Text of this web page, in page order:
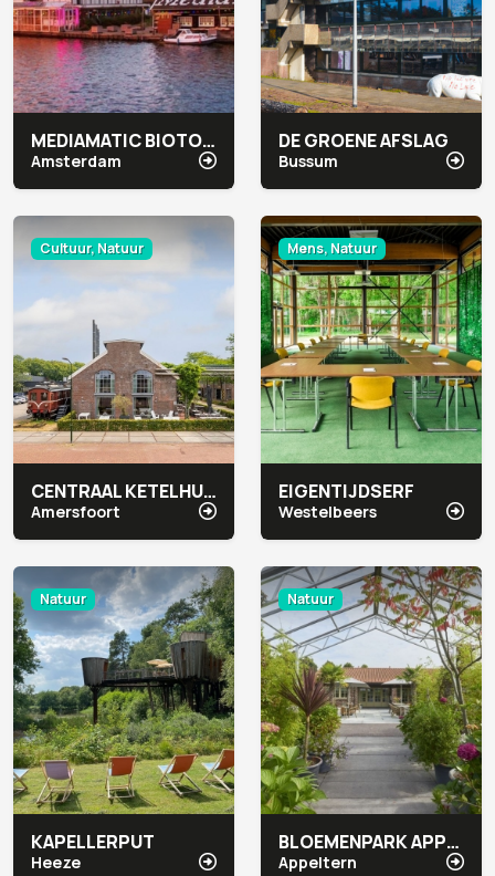
MEDIAMATIC BIOTOOP
Amsterdam
DE GROENE AFSLAG
Bussum
Cultuur, Natuur
CENTRAAL KETELHUIS
Amersfoort
Mens, Natuur
EIGENTIJDSERF
Westelbeers
Natuur
KAPELLERPUT
Heeze
Natuur
BLOEMENPARK APPELTERN
Appeltern